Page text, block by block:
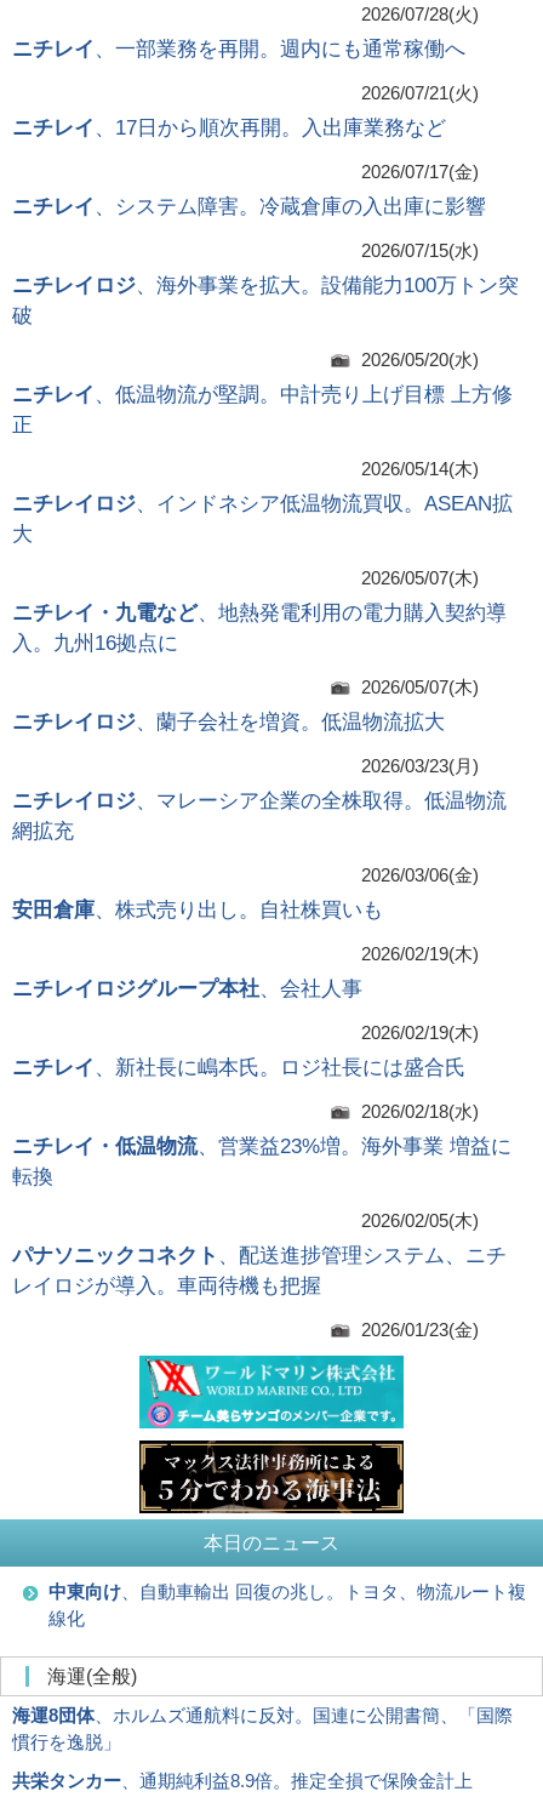
2026/07/28(火)
ニチレイ 、一部業務を再開。週内にも通常稼働へ
2026/07/21(火)
ニチレイ 、17日から順次再開。入出庫業務など
2026/07/17(金)
ニチレイ 、システム障害。冷蔵倉庫の入出庫に影響
2026/07/15(水)
ニチレイロジ、海外事業を拡大。設備能力100万トン突
破
2026/05/20(水)
ニチレイ 、低温物流が堅調。中計売り上げ目標 上方修
正
2026/05/14(木)
ニチレイロジ、インドネシア低温物流買収。ASEAN拡
大
2026/05/07(木)
ニチレイ・九電など、地熱発電利用の電力購入契約導
入。九州16拠点に
2026/05/07(木)
ニチレイロジ、蘭子会社を増資。低温物流拡大
2026/03/23(月)
ニチレイロジ、マレーシア企業の全株取得。低温物流
網拡充
2026/03/06(金)
安田倉庫、株式売り出し。自社株買いも
2026/02/19(木)
ニチレイロジグループ本社、会社人事
2026/02/19(木)
ニチレイ 、新社長に嶋本氏。ロジ社長には盛合氏
2026/02/18(水)
ニチレイ・低温物流、営業益23%増。海外事業 増益に
転換
2026/02/05(木)
パナソニックコネクト 、配送進捗管理システム、ニチ
レイロジが導入。車両待機も把握
2026/01/23(金)
本日のニュース
中東向け 、自動車輸出 回復の兆し。トヨタ、物流ルート複
線化
海運(全般)
海運8団体、ホルムズ通航料に反対。国連に公開書簡、「国際
慣行を逸脱」
共栄タンカー 、通期純利益8.9倍。推定全損で保険金計上